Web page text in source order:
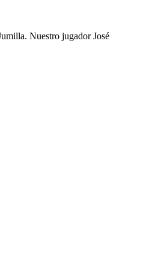
Nuestro jugador José